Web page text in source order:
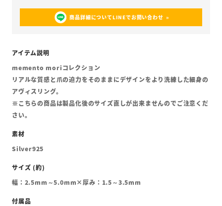
商品詳細についてLINEでお問い合わせ
memento moriコレクション
リアルな質感と爪の迫力をそのままにデザインをより洗練した細身の
アヴィスリング。
※こちらの商品は製品化後のサイズ直しが出来ませんのでご注意くだ
さい。
Silver925
幅：2.5mm～5.0mm×厚み：1.5～3.5mm